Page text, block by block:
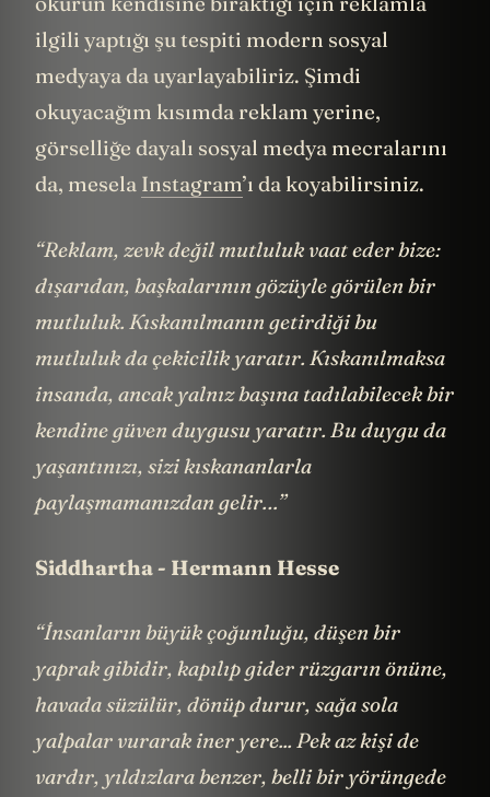
ilgili yaptığı şu tespiti modern sosyal
medyaya da uyarlayabiliriz. Şimdi
okuyacağım kısımda reklam yerine,
görselliğe dayalı sosyal medya mecralarını
da, mesela Instagram’ı da koyabilirsiniz.
“Reklam, zevk değil mutluluk vaat eder bize:
dışarıdan, başkalarının gözüyle görülen bir
mutluluk. Kıskanılmanın getirdiği bu
mutluluk da çekicilik yaratır. Kıskanılmaksa
insanda, ancak yalnız başına tadılabilecek bir
kendine güven duygusu yaratır. Bu duygu da
yaşantınızı, sizi kıskananlarla
paylaşmamanızdan gelir…”
Siddhartha - Hermann Hesse
“İnsanların büyük çoğunluğu, düşen bir
yaprak gibidir, kapılıp gider rüzgarın önüne,
havada süzülür, dönüp durur, sağa sola
yalpalar vurarak iner yere... Pek az kişi de
vardır, yıldızlara benzer, belli bir yörüngede